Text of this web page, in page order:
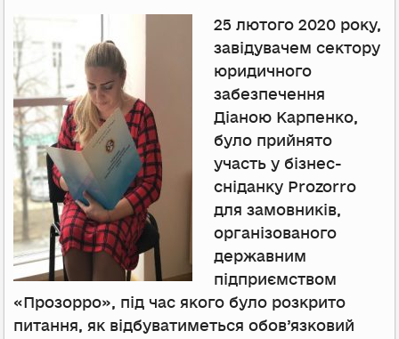
25 лютого 2020 року,
завідувачем сектору
юридичного
забезпечення
Діаною Карпенко,
було прийнято
участь у бізнес-
сніданку Prozorro
для замовників,
організованого
державним
підприємством
«Прозорро», під час якого було розкрито
питання, як відбуватиметься обов’язковий